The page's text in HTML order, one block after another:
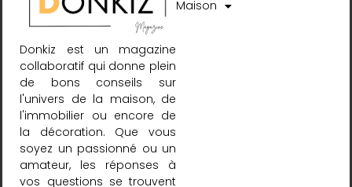
Donkiz est un magazine
collaboratif qui donne plein
de bons conseils sur
l'univers de la maison, de
l'immobilier ou encore de
la décoration. Que vous
soyez un passionné ou un
amateur, les réponses à
vos questions se trouvent
Maison